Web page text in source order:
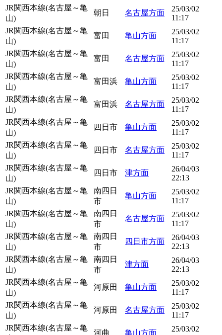
JR関西本線(名古屋～亀
山)
朝日 名古屋方面
25/03/02
11:17
JR関西本線(名古屋～亀
山)
富田 亀山方面
25/03/02
11:17
JR関西本線(名古屋～亀
山)
富田 名古屋方面
25/03/02
11:17
JR関西本線(名古屋～亀
山)
富田浜 亀山方面
25/03/02
11:17
JR関西本線(名古屋～亀
山)
富田浜 名古屋方面
25/03/02
11:17
JR関西本線(名古屋～亀
山)
四日市 亀山方面
25/03/02
11:17
JR関西本線(名古屋～亀
山)
四日市 名古屋方面
25/03/02
11:17
JR関西本線(名古屋～亀
山)
四日市 津方面
26/04/03
22:13
JR関西本線(名古屋～亀
山)
南四日
市
亀山方面
25/03/02
11:17
JR関西本線(名古屋～亀
山)
南四日
市
名古屋方面
25/03/02
11:17
JR関西本線(名古屋～亀
山)
南四日
市
四日市方面
26/04/03
22:13
JR関西本線(名古屋～亀
山)
南四日
市
津方面
26/04/03
22:13
JR関西本線(名古屋～亀
山)
河原田 亀山方面
25/03/02
11:17
JR関西本線(名古屋～亀
山)
河原田 名古屋方面
25/03/02
11:17
JR関西本線(名古屋～亀
河曲 亀山方面
25/03/02